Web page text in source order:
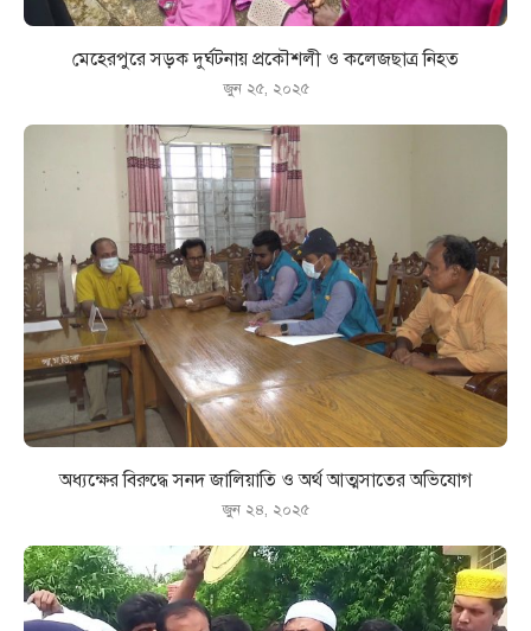
মেহেরপুরে সড়ক দুর্ঘটনায় প্রকৌশলী ও কলেজছাত্র নিহত
জুন ২৫, ২০২৫
অধ্যক্ষের বিরুদ্ধে সনদ জালিয়াতি ও অর্থ আত্মসাতের অভিযোগ
জুন ২৪, ২০২৫